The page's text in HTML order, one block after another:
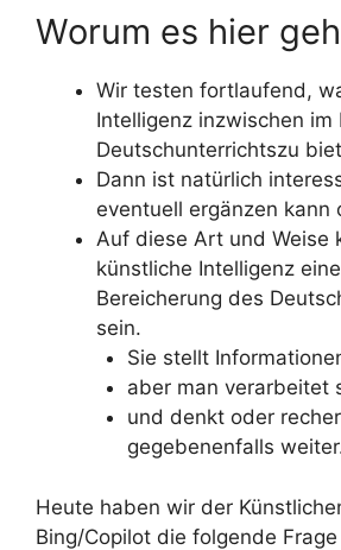
Worum es hier
Wir testen fortlaufend,
Intelligenz inzwischen im
Deutschunterrichtszu
Dann ist natürlich
eventuell ergänzen kann
Auf diese Art und Weise
künstliche Intelligenz
Bereicherung des
sein.
Sie stellt
aber man verarbeitet
und denkt oder
gegebenenfalls
Heute haben wir der
Bing/Copilot die folgende